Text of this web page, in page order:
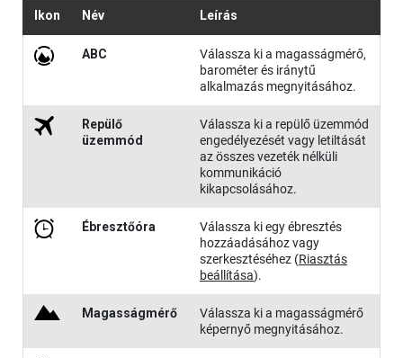
Ikon Név Leírás
ABC
Válassza ki a magasságmérő,
barométer és iránytű
alkalmazás megnyitásához.
Repülő
üzemmód
Válassza ki a repülő üzemmód
engedélyezését vagy letiltását
az összes vezeték nélküli
kommunikáció
kikapcsolásához.
Ébresztőóra
Válassza ki egy ébresztés
hozzáadásához vagy
szerkesztéséhez (Riasztás
beállítása).
Magasság​mérő
Válassza ki a magasságmérő
képernyő megnyitásához.